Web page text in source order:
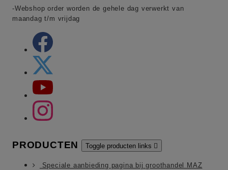
-Webshop order worden de gehele dag verwerkt van
maandag t/m vrijdag
PRODUCTEN Toggle producten links 
Speciale aanbieding pagina bij groothandel MAZ